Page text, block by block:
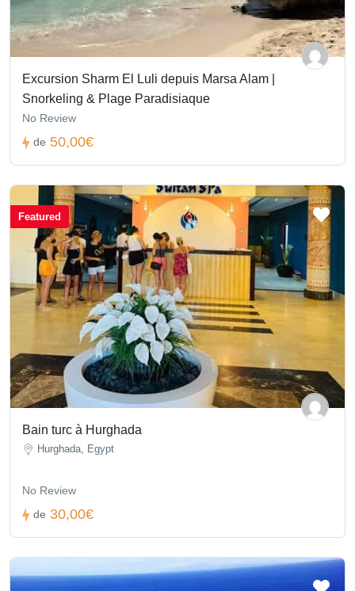
Excursion Sharm El Luli depuis Marsa Alam |
Snorkeling & Plage Paradisiaque
No Review
de 50,00€
Featured
Bain turc à Hurghada
Hurghada, Egypt
No Review
de 30,00€